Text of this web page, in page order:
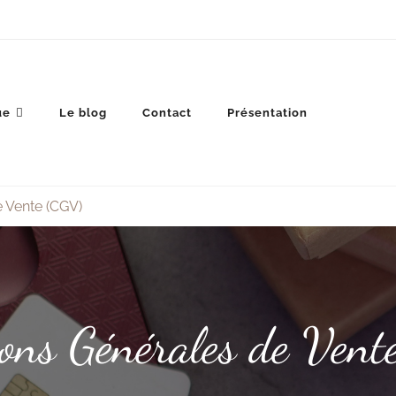
Le blog Contact Présentation
(CGV)
Générales de